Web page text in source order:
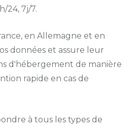
24, 7j/7.
en Allemagne et en
données et assure leur
d'hébergement de manière
rapide en cas de
à tous les types de